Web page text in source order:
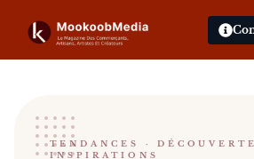
Kev Adams
TENDANCES ·
INSPIRATIONS